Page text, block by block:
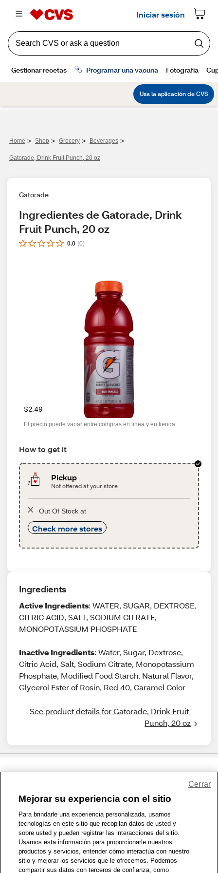
Home > Shop > Grocery > Beverages >
Gatorade, Drink Fruit Punch, 20 oz
Gatorade
Ingredientes de Gatorade, Drink
Fruit Punch, 20 oz
0.0 (0)
$2.49
El precio puede variar entre compras en línea y en tienda
How to get it
Pickup
Not offered at your store
Out Of Stock at
Check more stores
Ingredients
Active Ingredients: WATER, SUGAR, DEXTROSE,
CITRIC ACID, SALT, SODIUM CITRATE,
MONOPOTASSIUM PHOSPHATE
Inactive Ingredients: Water, Sugar, Dextrose,
Citric Acid, Salt, Sodium Citrate, Monopotassium
Phosphate, Modified Food Starch, Natural Flavor,
Glycerol Ester of Rosin, Red 40, Caramel Color
See product details for Gatorade, Drink Fruit
Punch, 20 oz
1-800-679-9691 | Contáctenos | Términos de Uso | Accesibilidad
Política de Privacidad | WA Privacy Policy | Mapa del sitio
Zona de Bienestar | © 1999 - 2026 CVS.com
Mejorar su experiencia con el sitio
Para brindarle una experiencia personalizada, usamos
tecnologías en este sitio que recopilan datos de usted y
sobre usted y pueden registrar las interacciones del sitio.
Usamos esta información para proporcionarle nuestros
productos y servicios, entender cómo interactúa con nuestro
sitio y mejorar los servicios que le ofrecemos. Podemos
compartir sus datos con terceros de confianza, como
Cerrar